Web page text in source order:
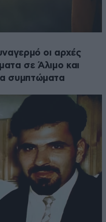
οι αρχές
σε Άλιμο και
συμπτώματα